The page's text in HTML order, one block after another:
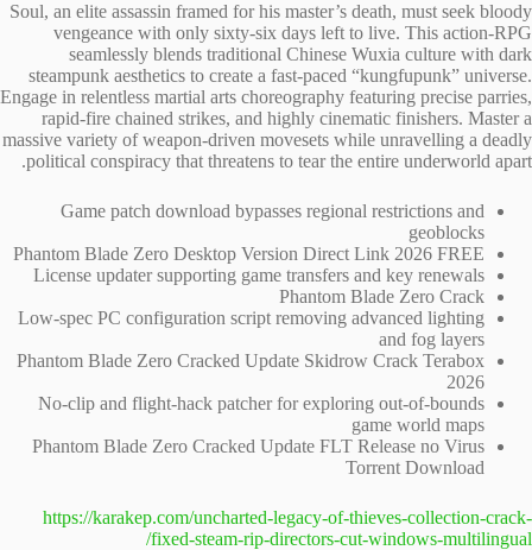
Soul, an elite assassin framed for his master’s death, must seek bloody
vengeance with only sixty-six days left to live. This action-RPG
seamlessly blends traditional Chinese Wuxia culture with dark
steampunk aesthetics to create a fast-paced “kungfupunk” universe.
Engage in relentless martial arts choreography featuring precise parries,
rapid-fire chained strikes, and highly cinematic finishers. Master a
massive variety of weapon-driven movesets while unravelling a deadly
political conspiracy that threatens to tear the entire underworld apart.
Game patch download bypasses regional restrictions and
geoblocks
Phantom Blade Zero Desktop Version Direct Link 2026 FREE
License updater supporting game transfers and key renewals
Phantom Blade Zero Crack
Low-spec PC configuration script removing advanced lighting
and fog layers
Phantom Blade Zero Cracked Update Skidrow Crack Terabox
2026
No-clip and flight-hack patcher for exploring out-of-bounds
game world maps
Phantom Blade Zero Cracked Update FLT Release no Virus
Torrent Download
https://karakep.com/uncharted-legacy-of-thieves-collection-crack-
fixed-steam-rip-directors-cut-windows-multilingual/